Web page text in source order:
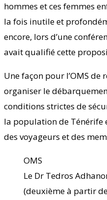
hommes et ces femmes
la fois inutile et
encore, lors d’une
avait qualifié cette
Une façon pour l’OMS
organiser le
conditions strictes de
la population de Ténérife
des voyageurs et des
OMS
Le Dr Tedros
(deuxième à partir